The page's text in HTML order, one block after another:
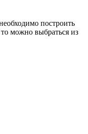
построить
можно выбраться из